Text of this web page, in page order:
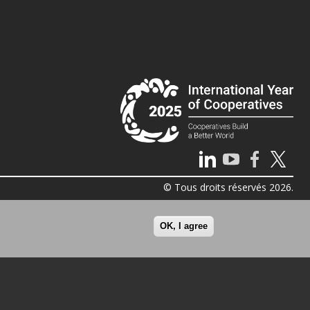
© Tous droits réservés 2026.
OK, I agree